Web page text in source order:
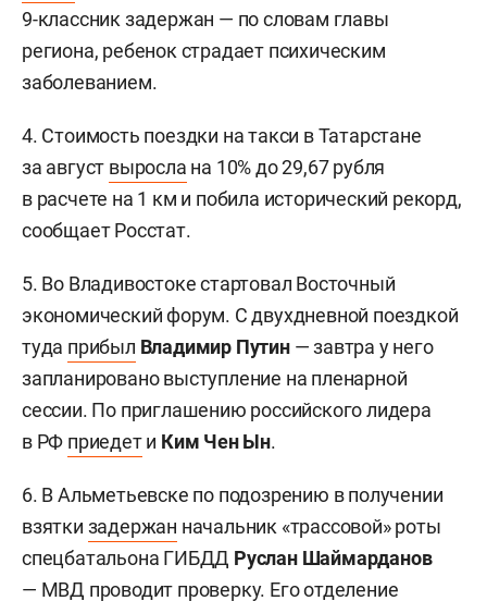
9-классник задержан — по словам главы
региона, ребенок страдает психическим
заболеванием.
4. Стоимость поездки на такси в Татарстане
за август выросла на 10% до 29,67 рубля
в расчете на 1 км и побила исторический рекорд,
сообщает Росстат.
5. Во Владивостоке стартовал Восточный
экономический форум. С двухдневной поездкой
туда прибыл Владимир Путин— завтра у него
запланировано выступление на пленарной
сессии. По приглашению российского лидера
в РФ приедети Ким Чен Ын.
6. В Альметьевске по подозрению в получении
взятки задержан начальник «трассовой» роты
спецбатальона ГИБДД Руслан Шаймарданов
— МВД проводит проверку. Его отделение